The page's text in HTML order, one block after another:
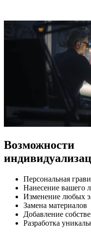
Возможности
Персональная
Нанесение вашего
Изменение любых
Замена материалов
Добавление
Разработка